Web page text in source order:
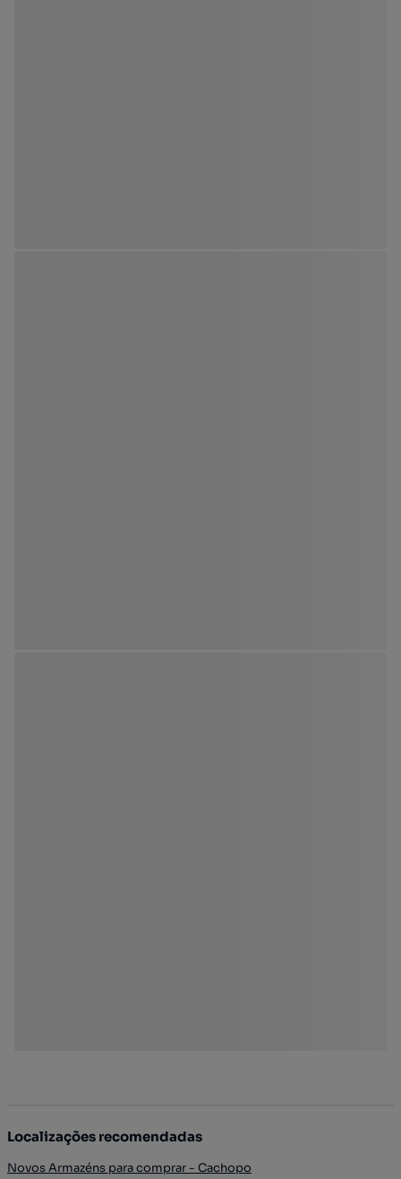
Localizações recomendadas
Novos Armazéns para comprar - Cachopo